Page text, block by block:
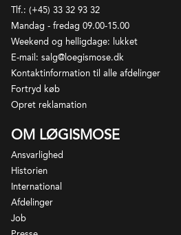
- 1 stk. Nougat med
- 1 stk. Karamel bar med mørk
Karamel Kompagniet
- 1 stk. Økologiske
- 1 stk.Letsaltede chips, Brown
- 1 stk.Salt lakrids,
- 1 stk.Amber dragée
- 1 stk. Vingummier med
Wally and Whiz
- 2 stk. Marcipanbrød med salt,
Gaven pakkes i en stor
Tlf.: (+45) 33 32 93 32
Mandag - fredag 09.00-15.00
Weekend og helligdage: lukket
E-mail: salg@loegismose.dk
Kontaktinformation til alle afdelinger
Fortryd køb
Opret reklamation
OM LØGISMOSE
Ansvarlighed
Historien
International
Afdelinger
Job